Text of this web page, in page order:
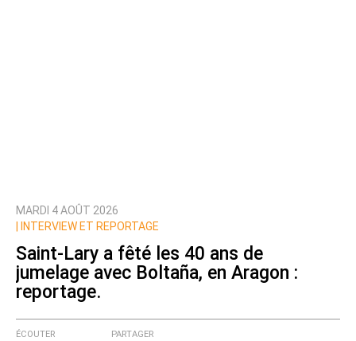
Prévenez-moi de tous les nouveaux commentaires
MARDI 4 AOÛT 2026
INTERVIEW ET REPORTAGE
Saint-Lary a fêté les 40 ans de
jumelage avec Boltaña, en Aragon :
reportage.
ÉCOUTER PARTAGER